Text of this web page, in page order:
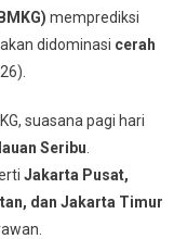
memprediksi
didominasi cerah
suasana pagi hari
Seribu
Jakarta Pusat,
dan Jakarta Timur